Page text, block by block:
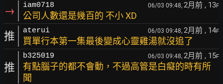
→ iam0718 06/03 09:48, 2月前 , 13F
公司人數還是幾百的 不小 XD
推 aterui 06/03 09:48, 2月前 , 14F
買單行本第一集最後變成心靈雞湯就沒追了
推
b325019 06/03 09:48, 2月前 , 15F
有點腦子的都不會動，不過高管是白癡的時有所
聞